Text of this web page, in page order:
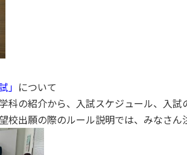
」 について
科の紹介から、入試スケジュール、入
校出願の際のルール説明では、みなさん